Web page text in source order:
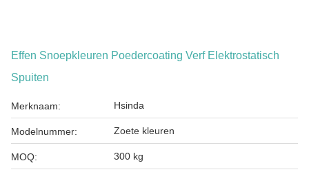
Effen Snoepkleuren Poedercoating Verf Elektrostatisch
Spuiten
Merknaam: Hsinda
Modelnummer: Zoete kleuren
MOQ: 300 kg